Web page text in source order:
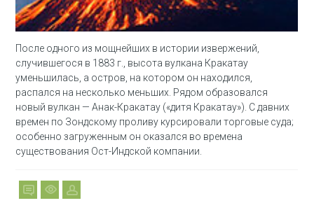
После одного из мощнейших в истории извержений,
случившегося в 1883 г., высота вулкана Кракатау
уменьшилась, а остров, на котором он находился,
распался на несколько меньших. Рядом образовался
новый вулкан — Анак-Кракатау («дитя Кракатау»). С давних
времен по Зондскому проливу курсировали торговые суда;
особенно загруженным он оказался во времена
существования Ост-Индской компании.